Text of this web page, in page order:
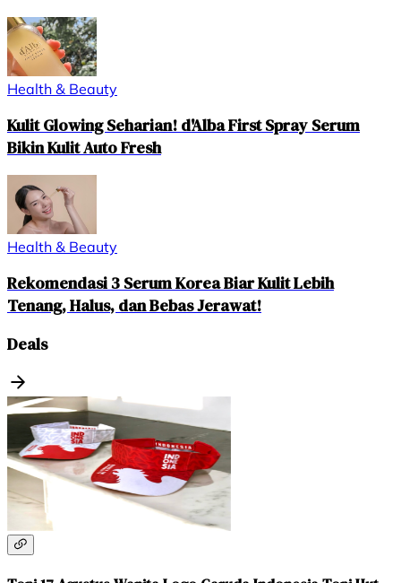
Health & Beauty
Kulit Glowing Seharian! d'Alba First Spray Serum
Bikin Kulit Auto Fresh
Health & Beauty
Rekomendasi 3 Serum Korea Biar Kulit Lebih
Tenang, Halus, dan Bebas Jerawat!
Deals